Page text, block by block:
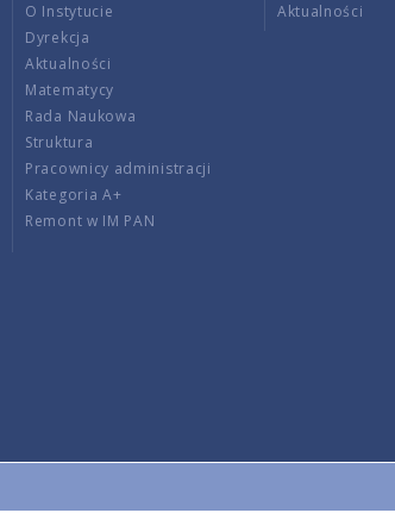
O Instytucie
Dyrekcja
Aktualności
Matematycy
Rada Naukowa
Struktura
Pracownicy administracji
Kategoria A+
Remont w IM PAN
Aktualności